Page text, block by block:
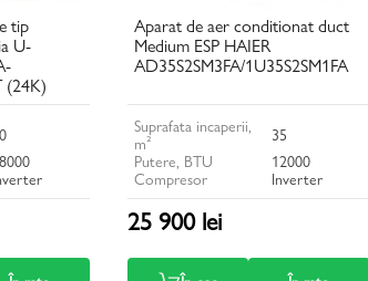
tip
U-
Aparat de aer conditionat duct
Medium ESP HAIER
AD35S2SM3FA/1U35S2SM1FA
Suprafata incaperii,
m²
35
Putere, BTU
12000
Compresor
Inverter
25 900 lei